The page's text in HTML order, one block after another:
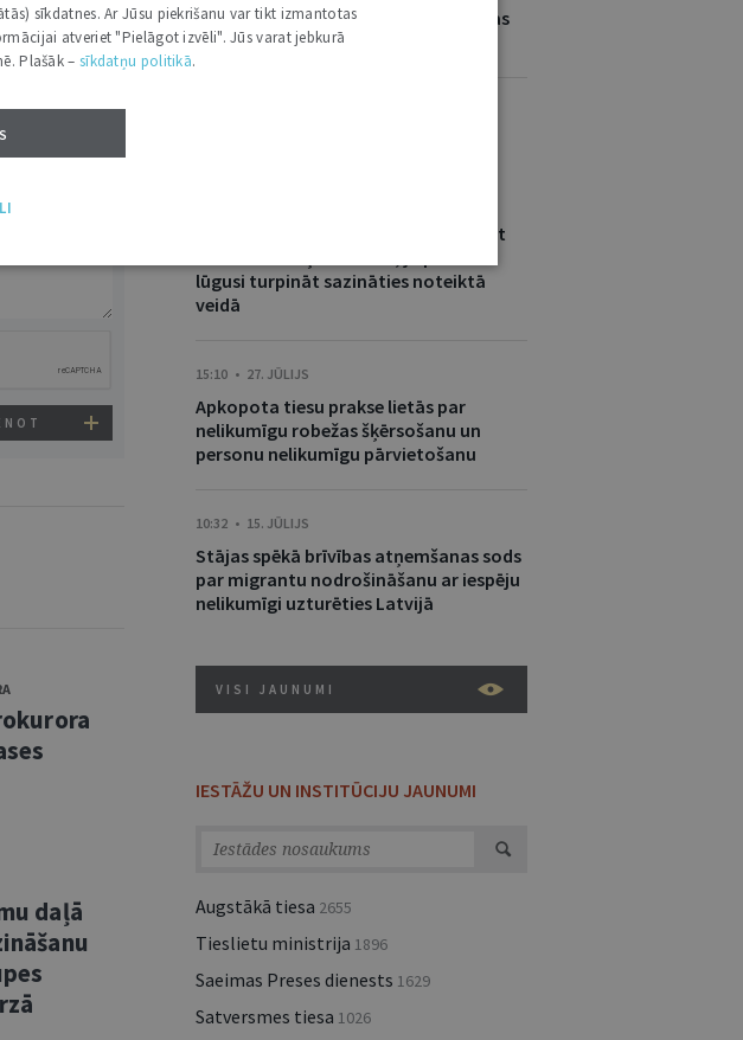
DRUKĀT
daļā
augstskolas starptautisko un Eiropas
tiesību Vasaras skola
Iestāde nevar bez brīdinājuma mainīt
lūgusi turpināt sazināties noteiktā
veidā
15:10 • 27. JŪLIJS
Apkopota tiesu prakse lietās par
nelikumīgu robežas šķērsošanu un
personu nelikumīgu pārvietošanu
10:32 • 15. JŪLIJS
Stājas spēkā brīvības atņemšanas sods
par migrantu nodrošināšanu ar iespēju
nelikumīgi uzturēties Latvijā
VISI JAUNUMI
IESTĀŽU UN INSTITŪCIJU JAUNUMI
Augstākā tiesa 2655
Tieslietu ministrija 1896
Saeimas Preses dienests 1629
Satversmes tiesa 1026
sīkdatnes. Ar Jūsu piekrišanu var tikt izmantotas
atveriet "Pielāgot izvēli". Jūs varat jebkurā
Plašāk – sīkdatņu politikā.